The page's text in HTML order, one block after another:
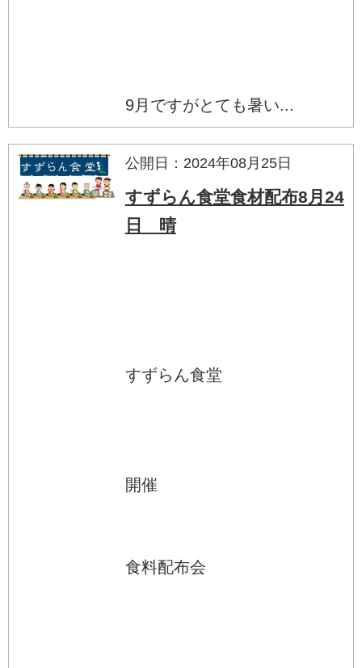
9月ですがとても暑い...
公開日：2024年08月25日
すずらん食堂食材配布8月24
日 晴
すずらん食堂
開催
食料配布会